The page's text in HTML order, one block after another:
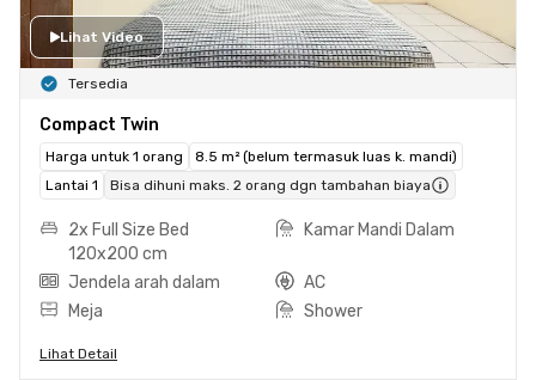
Lihat Video
Tersedia
Compact Twin
Harga untuk 1 orang
8.5 m² (belum termasuk luas k. mandi)
Lantai 1
Bisa dihuni maks. 2 orang dgn tambahan biaya
2x Full Size Bed
120x200 cm
Kamar Mandi Dalam
Jendela arah dalam
AC
Meja
Shower
Lihat Detail